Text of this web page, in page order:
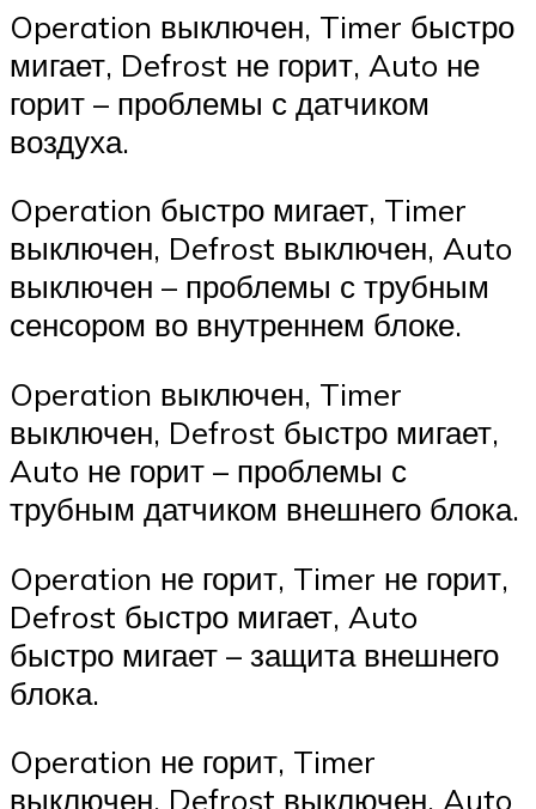
Operation выключен, Timer быстро
мигает, Defrost не горит, Auto не
горит – проблемы с датчиком
воздуха.
Operation быстро мигает, Timer
выключен, Defrost выключен, Auto
выключен – проблемы с трубным
сенсором во внутреннем блоке.
Operation выключен, Timer
выключен, Defrost быстро мигает,
Auto не горит – проблемы с
трубным датчиком внешнего блока.
Operation не горит, Timer не горит,
Defrost быстро мигает, Auto
быстро мигает – защита внешнего
блока.
Operation не горит, Timer
выключен, Defrost выключен, Auto